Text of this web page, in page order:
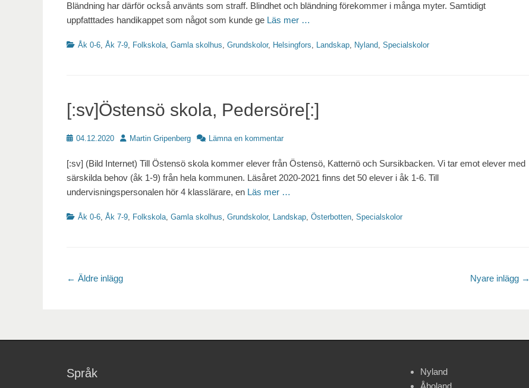
Bländning har därför också använts som straff. Blindhet och bländning förekommer i många myter. Samtidigt
uppfatttades handikappet som något som kunde ge Läs mer …
Kategorier
Åk 0-6, Åk 7-9, Folkskola, Gamla skolhus, Grundskolor, Helsingfors, Landskap, Nyland, Specialskolor
[:sv]Östensö skola, Pedersöre[:]
Publicerat
04.12.2020 Författare
Martin Gripenberg Lämna en kommentar
[:sv] (Bild Internet) Till Östensö skola kommer elever från Östensö, Katternö och Sursikbacken. Vi tar emot elever med
särskilda behov (åk 1-9) från hela kommunen. Läsåret 2020-2021 finns det 50 elever i åk 1-6. Till
undervisningspersonalen hör 4 klasslärare, en Läs mer …
Kategorier
Åk 0-6, Åk 7-9, Folkskola, Gamla skolhus, Grundskolor, Landskap, Österbotten, Specialskolor
Inläggsnavigering
← Äldre inlägg Nyare inlägg →
Språk
Nyland
Åboland